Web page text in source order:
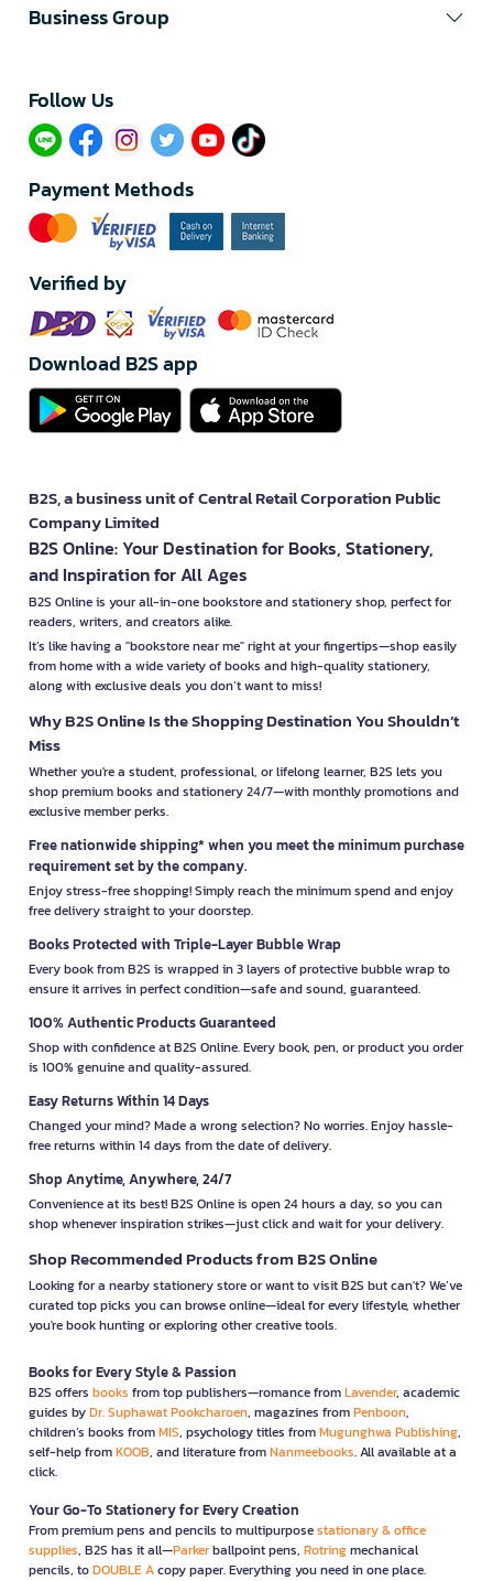
Business Group
Follow Us​
Payment Methods
Verified by
Download B2S app
B2S, a business unit of Central Retail Corporation Public
Company Limited
B2S Online: Your Destination for Books, Stationery,
and Inspiration for All Ages
B2S Online is your all-in-one bookstore and stationery shop, perfect for
readers, writers, and creators alike.
It’s like having a "bookstore near me" right at your fingertips—shop easily
from home with a wide variety of books and high-quality stationery,
along with exclusive deals you don’t want to miss!
Why B2S Online Is the Shopping Destination You Shouldn’t
Miss
Whether you're a student, professional, or lifelong learner, B2S lets you
shop premium books and stationery 24/7—with monthly promotions and
exclusive member perks.
Free nationwide shipping* when you meet the minimum purchase
requirement set by the company.
Enjoy stress-free shopping! Simply reach the minimum spend and enjoy
free delivery straight to your doorstep.
Books Protected with Triple-Layer Bubble Wrap
Every book from B2S is wrapped in 3 layers of protective bubble wrap to
ensure it arrives in perfect condition—safe and sound, guaranteed.
100% Authentic Products Guaranteed
Shop with confidence at B2S Online. Every book, pen, or product you order
is 100% genuine and quality-assured.
Easy Returns Within 14 Days
Changed your mind? Made a wrong selection? No worries. Enjoy hassle-
free returns within 14 days from the date of delivery.
Shop Anytime, Anywhere, 24/7
Convenience at its best! B2S Online is open 24 hours a day, so you can
shop whenever inspiration strikes—just click and wait for your delivery.
Shop Recommended Products from B2S Online
Looking for a nearby stationery store or want to visit B2S but can't? We’ve
curated top picks you can browse online—ideal for every lifestyle, whether
you're book hunting or exploring other creative tools.
Books for Every Style & Passion
B2S offers books from top publishers—romance fromLavender, academic
guides byDr. Suphawat Pookcharoen, magazines fromPenboon,
children’s books fromMIS, psychology titles fromMugunghwa Publishing,
self-help fromKOOB, and literature fromNanmeebooks. All available at a
click.
Your Go-To Stationery for Every Creation
From premium pens and pencils to multipurposestationary & office
supplies, B2S has it all—Parkerballpoint pens, Rotringmechanical
pencils, toDOUBLE Acopy paper. Everything you need in one place.